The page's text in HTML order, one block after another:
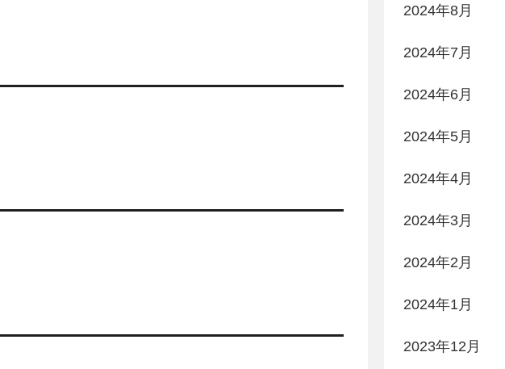
2024年8月
2024年7月
2024年6月
2024年5月
2024年4月
2024年3月
2024年2月
2024年1月
2023年12月